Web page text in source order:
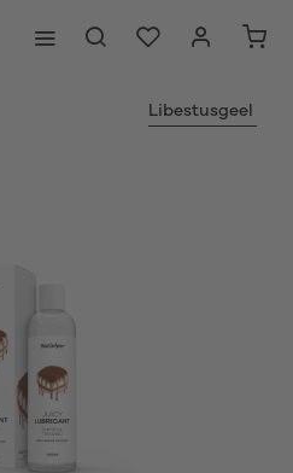
Libestusgeel